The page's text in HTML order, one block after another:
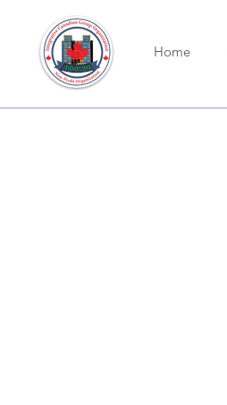
Home